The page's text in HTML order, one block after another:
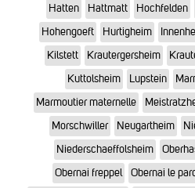
Hatten
Hattmatt Hochfelden
Hohengoeft
Hurtigheim
Kilstett
Krautergersheim
Kuttolsheim
Lupstein
Marmoutier maternelle
Morschwiller
Neugartheim
Niederschaeffolsheim
Obernai freppel
Obernai le